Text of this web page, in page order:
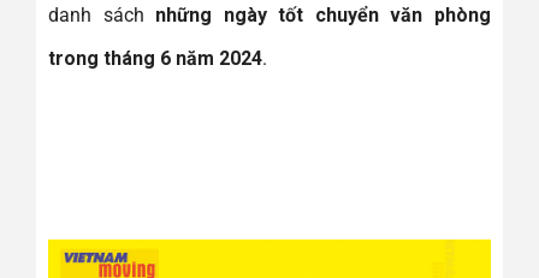
danh sách những ngày tốt chuyển văn phòng
trong tháng 6 năm 2024.